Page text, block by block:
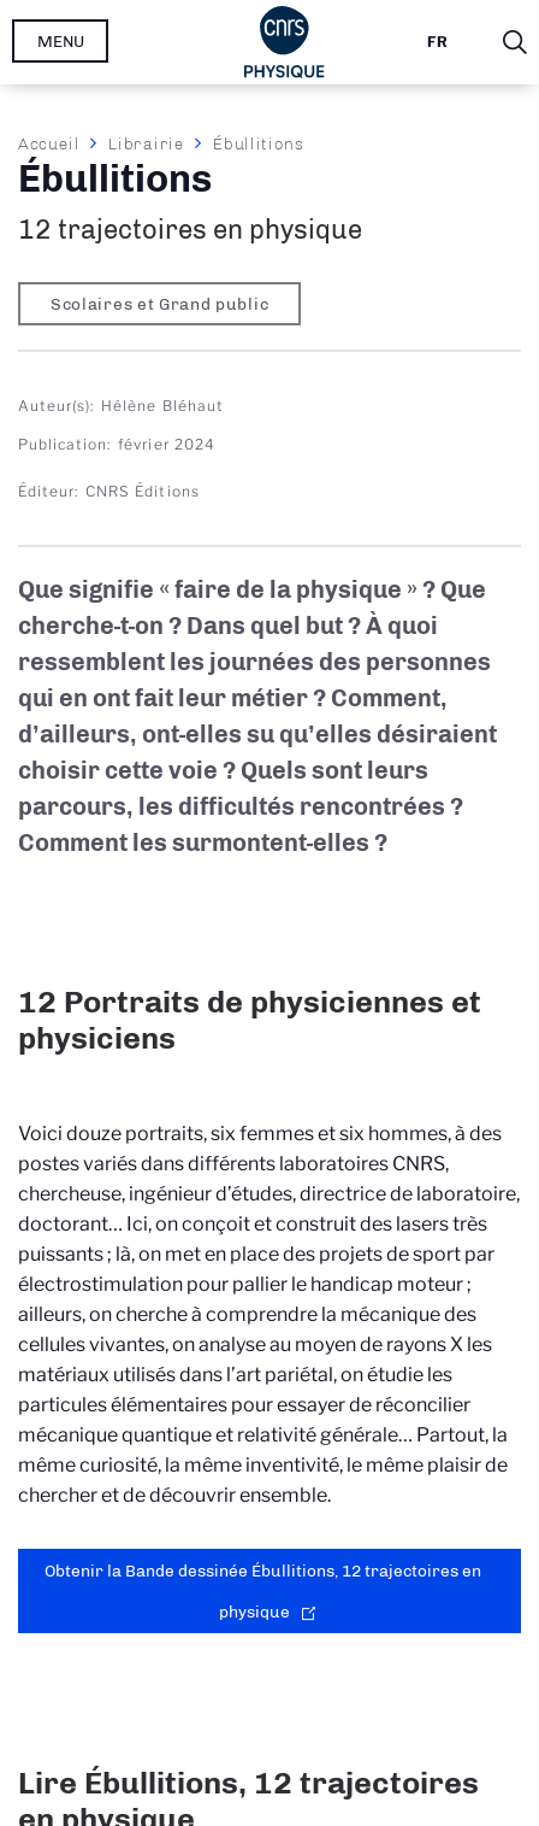
Aller
FR
MENU
Fil
d'Ariane
Accueil Librairie Ébullitions
Ébullitions
12 trajectoires en physique
Scolaires et Grand public
Auteur(s) Hélène Bléhaut
Publication février 2024
Éditeur CNRS Éditions
Que signifie « faire de la physique » ? Que
cherche-t-on ? Dans quel but ? À quoi
ressemblent les journées des personnes
qui en ont fait leur métier ? Comment,
d’ailleurs, ont-elles su qu’elles désiraient
choisir cette voie ? Quels sont leurs
parcours, les difficultés rencontrées ?
Comment les surmontent-elles ?
12 Portraits de physiciennes et
physiciens
Voici douze portraits, six femmes et six hommes, à des
postes variés dans différents laboratoires CNRS,
chercheuse, ingénieur d’études, directrice de laboratoire,
doctorant… Ici, on conçoit et construit des lasers très
puissants ; là, on met en place des projets de sport par
électrostimulation pour pallier le handicap moteur ;
ailleurs, on cherche à comprendre la mécanique des
cellules vivantes, on analyse au moyen de rayons X les
matériaux utilisés dans l’art pariétal, on étudie les
particules élémentaires pour essayer de réconcilier
mécanique quantique et relativité générale… Partout, la
même curiosité, la même inventivité, le même plaisir de
chercher et de découvrir ensemble.
Obtenir la Bande dessinée Ébullitions, 12 trajectoires en
physique
Lire Ébullitions, 12 trajectoires
en physique